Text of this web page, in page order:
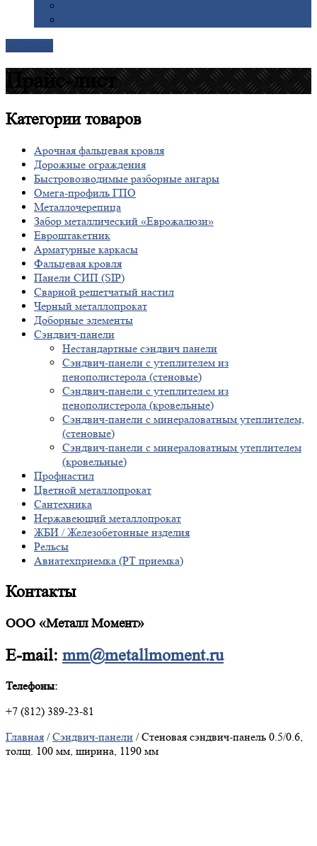
Прайс-лист
Категориитоваров
Арочная фальцевая кровля
Дорожные ограждения
Быстровозводимые разборные ангары
Омега-профиль ГПО
Металлочерепица
Забор металлический «Еврожалюзи»
Евроштакетник
Арматурные каркасы
Фальцевая кровля
Панели СИП (SIP)
Сварной решетчатый настил
Черный металлопрокат
Доборные элементы
Сэндвич-панели
Нестандартные сэндвич панели
Сэндвич-панели с утеплителем из
пенополистерола (стеновые)
Сэндвич-панели с утеплителем из
пенополистерола (кровельные)
Сэндвич-панели с минераловатным утеплителем,
(стеновые)
Сэндвич-панели с минераловатным утеплителем
(кровельные)
Профнастил
Цветной металлопрокат
Сантехника
Нержавеющий металлопрокат
ЖБИ / Железобетонные изделия
Рельсы
Авиатехприемка (РТ приемка)
Контакты
ООО «Металл Момент»
E-mail: mm@metallmoment.ru
Телефоны:
+7 (812) 389-23-81
Главная /Сэндвич-панели / Стеновая сэндвич-панель 0.5/0.6,
толщ. 100 мм, ширина, 1190 мм